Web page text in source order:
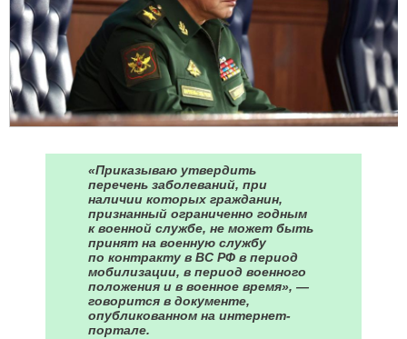
«Приказываю утвердить
перечень заболеваний, при
наличии которых гражданин,
признанный ограниченно годным
к военной службе, не может быть
принят на военную службу
по контракту в ВС РФ в период
мобилизации, в период военного
положения и в военное время», —
говорится в документе,
опубликованном на интернет-
портале.